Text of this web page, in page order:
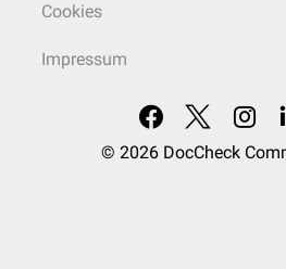
Cookies
Impressum
© 2026 DocCheck